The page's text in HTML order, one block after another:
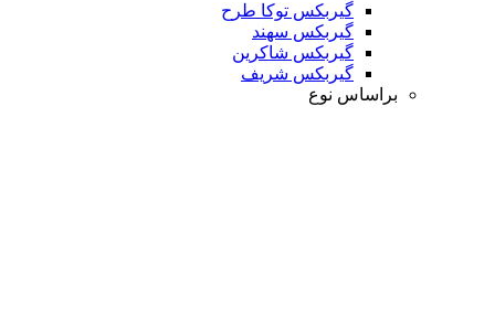
گیربکس توکا طرح
گیربکس سهند
گیربکس شاکرین
گیربکس شریف
براساس نوع